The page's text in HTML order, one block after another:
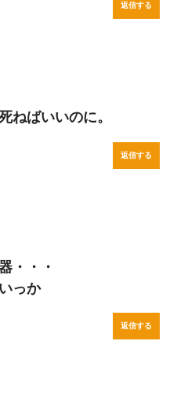
返信する
ねばいいのに。
返信する
・・・
っか
返信する